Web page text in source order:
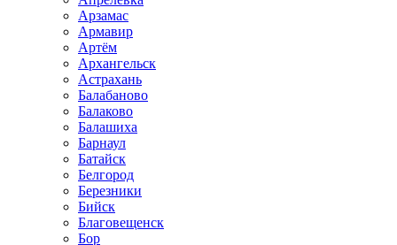
Арзамас
Армавир
Артём
Архангельск
Астрахань
Балабаново
Балаково
Балашиха
Барнаул
Батайск
Белгород
Березники
Бийск
Благовещенск
Бор